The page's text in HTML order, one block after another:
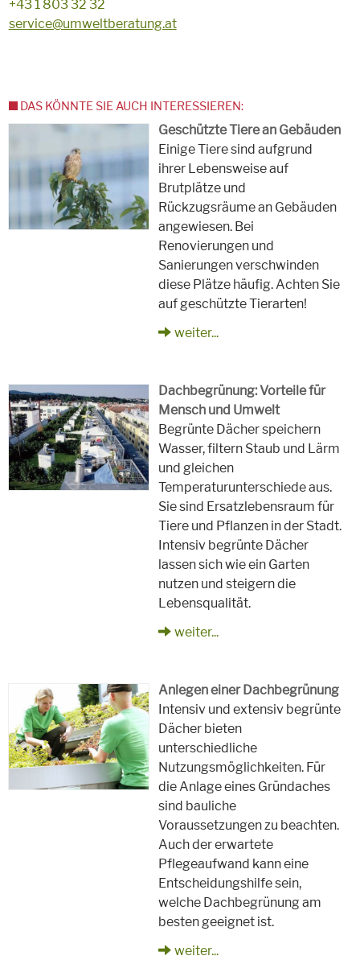
+43 1 803 32 32
service@umweltberatung.at
DAS KÖNNTE SIE AUCH INTERESSIEREN:
Geschützte Tiere an Gebäuden
Einige Tiere sind aufgrund
ihrer Lebensweise auf
Brutplätze und
Rückzugsräume an Gebäuden
angewiesen. Bei
Renovierungen und
Sanierungen verschwinden
diese Plätze häufig. Achten Sie
auf geschützte Tierarten!
weiter...
Dachbegrünung: Vorteile für
Mensch und Umwelt
Begrünte Dächer speichern
Wasser, filtern Staub und Lärm
und gleichen
Temperaturunterschiede aus.
Sie sind Ersatzlebensraum für
Tiere und Pflanzen in der Stadt.
Intensiv begrünte Dächer
lassen sich wie ein Garten
nutzen und steigern die
Lebensqualität.
weiter...
Anlegen einer Dachbegrünung
Intensiv und extensiv begrünte
Dächer bieten
unterschiedliche
Nutzungsmöglichkeiten. Für
die Anlage eines Gründaches
sind bauliche
Voraussetzungen zu beachten.
Auch der erwartete
Pflegeaufwand kann eine
Entscheidungshilfe sein,
welche Dachbegrünung am
besten geeignet ist.
weiter...